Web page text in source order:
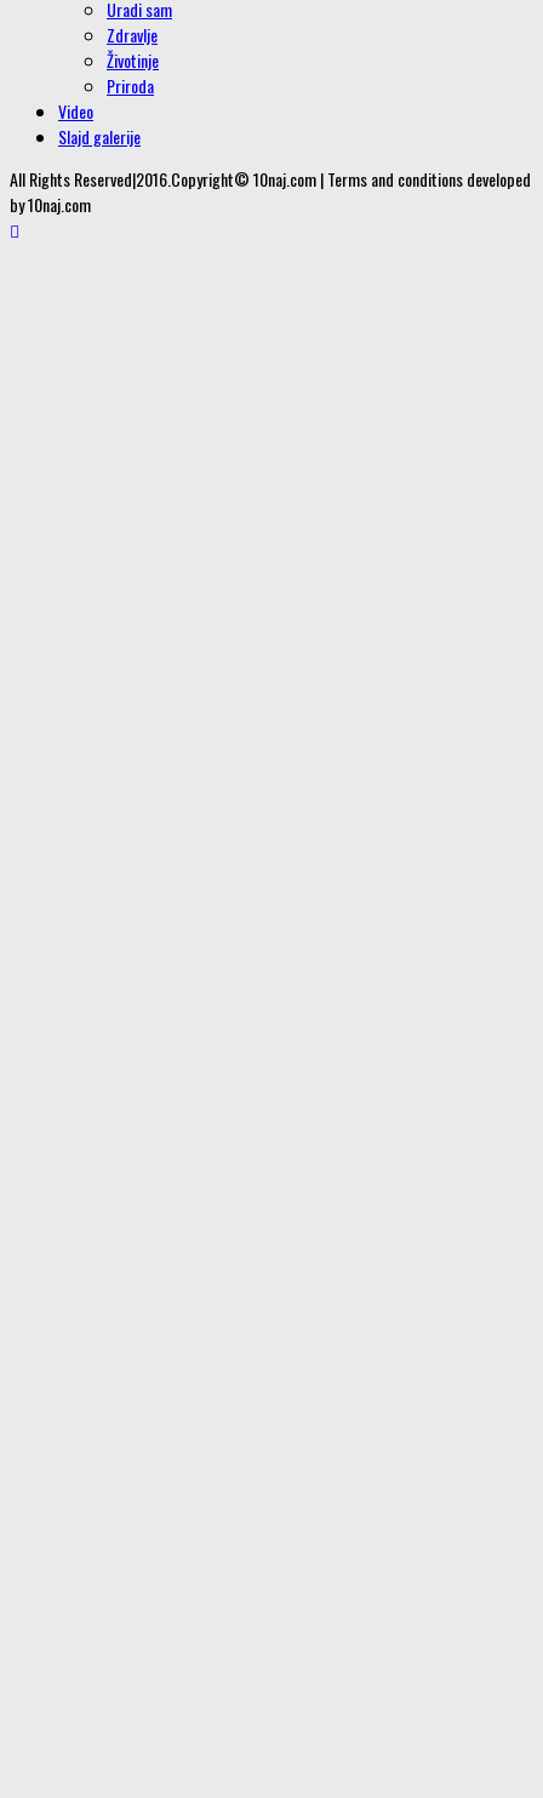
Uradi sam
Zdravlje
Životinje
Priroda
Video
Slajd galerije
All Rights Reserved|2016.Copyright© 10naj.com | Terms and conditions developed
by 10naj.com